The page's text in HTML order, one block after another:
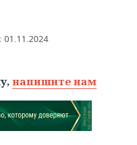
01.11.2024
напишите нам